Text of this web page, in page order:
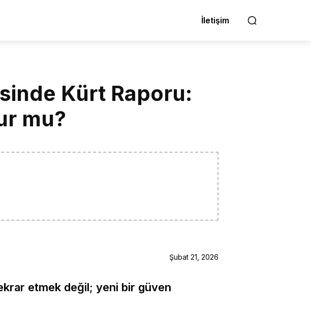
İletişim
Kürt Raporu:
mu?
Şubat 21, 2026
etmek değil; yeni bir güven